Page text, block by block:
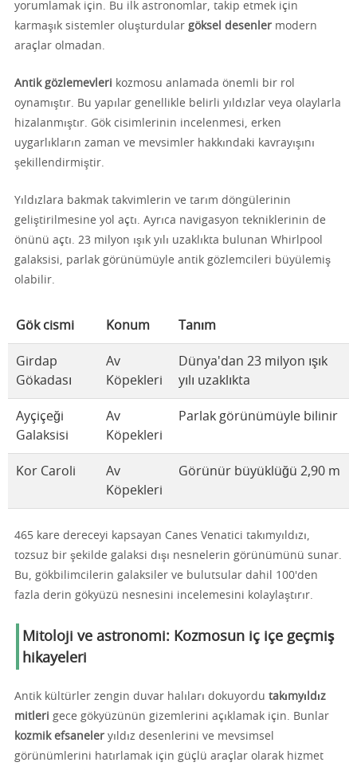
yorumlamak için. Bu ilk astronomlar, takip etmek için
karmaşık sistemler oluşturdular göksel desenler modern
araçlar olmadan.
Antik gözlemevleri kozmosu anlamada önemli bir rol
oynamıştır. Bu yapılar genellikle belirli yıldızlar veya olaylarla
hizalanmıştır. Gök cisimlerinin incelenmesi, erken
uygarlıkların zaman ve mevsimler hakkındaki kavrayışını
şekillendirmiştir.
Yıldızlara bakmak takvimlerin ve tarım döngülerinin
geliştirilmesine yol açtı. Ayrıca navigasyon tekniklerinin de
önünü açtı. 23 milyon ışık yılı uzaklıkta bulunan Whirlpool
galaksisi, parlak görünümüyle antik gözlemcileri büyülemiş
olabilir.
Gök cismi Konum Tanım
Girdap
Gökadası
Av
Köpekleri
Dünya'dan 23 milyon ışık
yılı uzaklıkta
Ayçiçeği
Galaksisi
Av
Köpekleri
Parlak görünümüyle bilinir
Kor Caroli
Av
Köpekleri
Görünür büyüklüğü 2,90 m
465 kare dereceyi kapsayan Canes Venatici takımyıldızı,
tozsuz bir şekilde galaksi dışı nesnelerin görünümünü sunar.
Bu, gökbilimcilerin galaksiler ve bulutsular dahil 100'den
fazla derin gökyüzü nesnesini incelemesini kolaylaştırır.
Mitoloji ve astronomi: Kozmosun iç içe geçmiş
hikayeleri
Antik kültürler zengin duvar halıları dokuyordu takımyıldız
mitleri gece gökyüzünün gizemlerini açıklamak için. Bunlar
kozmik efsaneler yıldız desenlerini ve mevsimsel
görünümlerini hatırlamak için güçlü araçlar olarak hizmet